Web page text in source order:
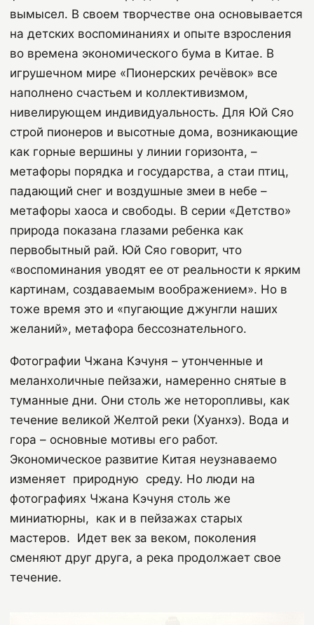
вымысел. В своем творчестве она основывается
на детских воспоминаниях и опыте взросления
во времена экономического бума в Китае. В
игрушечном мире «Пионерских речёвок» все
наполнено счастьем и коллективизмом,
нивелирующем индивидуальность. Для Юй Сяо
строй пионеров и высотные дома, возникающие
как горные вершины у линии горизонта, –
метафоры порядка и государства, а стаи птиц,
падающий снег и воздушные змеи в небе –
метафоры хаоса и свободы. В серии «Детство»
природа показана глазами ребенка как
первобытный рай. Юй Сяо говорит, что
«воспоминания уводят ее от реальности к ярким
картинам, создаваемым воображением». Но в
тоже время это и «пугающие джунгли наших
желаний», метафора бессознательного.
Фотографии Чжана Кэчуня – утонченные и
меланхоличные пейзажи, намеренно снятые в
туманные дни. Они столь же неторопливы, как
течение великой Желтой реки (Хуанхэ). Вода и
гора – основные мотивы его работ.
Экономическое развитие Китая неузнаваемо
изменяет природную среду. Но люди на
фотографиях Чжана Кэчуня столь же
миниатюрны, как и в пейзажах старых
мастеров. Идет век за веком, поколения
сменяют друг друга, а река продолжает свое
течение.